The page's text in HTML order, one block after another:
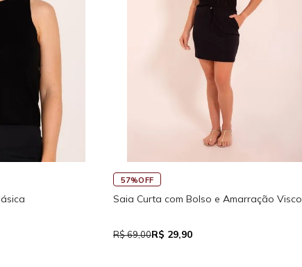
57%OFF
Saia Curta com Bolso e Amarração Visco
R$ 69,00R$ 29,90